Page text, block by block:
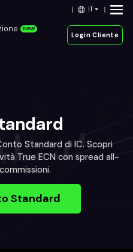
IT
NEW
Login Cliente
Standard di IC. Scopri
True ECN con spread all-
Standard